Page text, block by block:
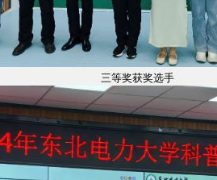
三等奖获奖选手